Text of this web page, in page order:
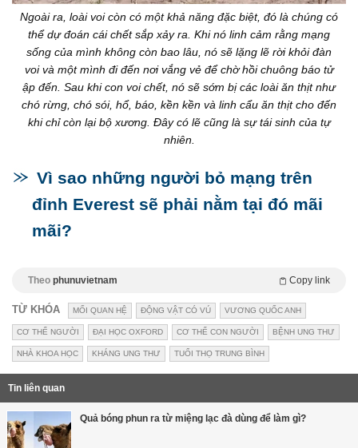
Ngoài ra, loài voi còn có một khả năng đặc biệt, đó là chúng có
thể dự đoán cái chết sắp xảy ra. Khi nó linh cảm rằng mạng
sống của mình không còn bao lâu, nó sẽ lặng lẽ rời khỏi đàn
voi và một mình đi đến nơi vắng vẻ để chờ hồi chuông báo tử
ập đến. Sau khi con voi chết, nó sẽ sớm bị các loài ăn thịt như
chó rừng, chó sói, hổ, báo, kền kền và linh cẩu ăn thịt cho đến
khi chỉ còn lại bộ xương. Đây có lẽ cũng là sự tái sinh của tự
nhiên.
Vì sao những người bỏ mạng trên
đỉnh Everest sẽ phải nằm tại đó mãi
mãi?
Theo phunuvietnam Copy link
TỪ KHÓA MỐI QUAN HỆ ĐỘNG VẬT CÓ VÚ VƯƠNG QUỐC ANH
CƠ THỂ NGƯỜI ĐẠI HỌC OXFORD CƠ THỂ CON NGƯỜI BỆNH UNG THƯ
NHÀ KHOA HỌC KHÁNG UNG THƯ TUỔI THỌ TRUNG BÌNH
Tin liên quan
Quả bóng phun ra từ miệng lạc đà dùng để làm gì?